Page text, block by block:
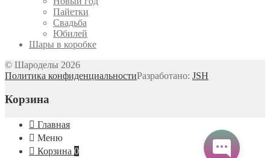
Пайетки
Свадьба
Юбилей
Шары в коробке
© Шароделы 2026
Политика конфиденциальностиРазработано: JSH
Корзина
Главная
Меню
Корзина 0